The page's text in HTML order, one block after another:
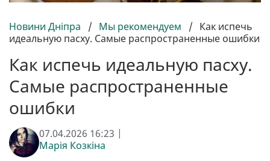
Новини Дніпра / Мы рекомендуем / Как испечь
идеальную пасху. Самые распространенные ошибки
Как испечь идеальную пасху.
Самые распространенные
ошибки
07.04.2026 16:23 |
Марія Козкіна